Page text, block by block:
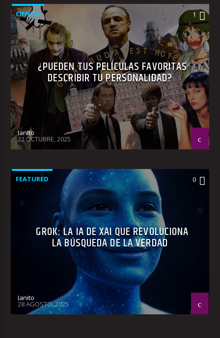
CIENCIA 1
¿PUEDEN TUS PELÍCULAS FAVORITAS
DESCRIBIR TU PERSONALIDAD?
Janito
22 OCTUBRE, 2025
FEATURED 0
GROK: LA IA DE XAI QUE REVOLUCIONA
LA BÚSQUEDA DE LA VERDAD
Janito
28 AGOSTO, 2025